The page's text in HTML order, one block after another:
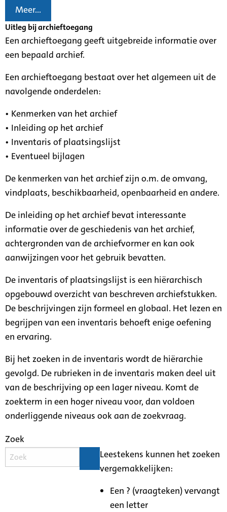
Meer...
Uitleg bij archieftoegang
Een archieftoegang geeft uitgebreide informatie over
een bepaald archief.
Een archieftoegang bestaat over het algemeen uit de
navolgende onderdelen:
• Kenmerken van het archief
• Inleiding op het archief
• Inventaris of plaatsingslijst
• Eventueel bijlagen
De kenmerken van het archief zijn o.m. de omvang,
vindplaats, beschikbaarheid, openbaarheid en andere.
De inleiding op het archief bevat interessante
informatie over de geschiedenis van het archief,
achtergronden van de archiefvormer en kan ook
aanwijzingen voor het gebruik bevatten.
De inventaris of plaatsingslijst is een hiërarchisch
opgebouwd overzicht van beschreven archiefstukken.
De beschrijvingen zijn formeel en globaal. Het lezen en
begrijpen van een inventaris behoeft enige oefening
en ervaring.
Bij het zoeken in de inventaris wordt de hiërarchie
gevolgd. De rubrieken in de inventaris maken deel uit
van de beschrijving op een lager niveau. Komt de
zoekterm in een hoger niveau voor, dan voldoen
onderliggende niveaus ook aan de zoekvraag.
Zoek
Leestekens kunnen het zoeken
vergemakkelijken:
Een ? (vraagteken) vervangt
een letter